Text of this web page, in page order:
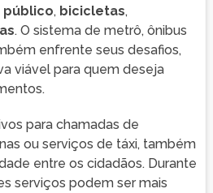
, bicicletas,
. O sistema de metrô, ônibus
enfrente seus desafios,
viável para quem deseja
para chamadas de
ou serviços de táxi, também
entre os cidadãos. Durante
serviços podem ser mais